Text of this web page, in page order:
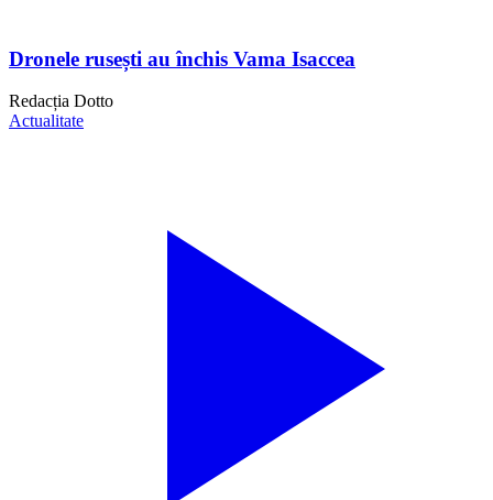
Dronele rusești au închis Vama Isaccea
Redacția Dotto
Actualitate